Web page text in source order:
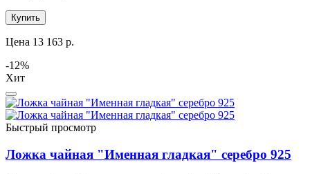
Купить
Цена 13 163 р.
-12%
Хит
Быстрый просмотр
Ложка чайная "Именная гладкая" серебро 925